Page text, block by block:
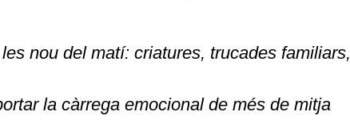
nou del matí: criatures, trucades familiars,
la càrrega emocional de més de mitja